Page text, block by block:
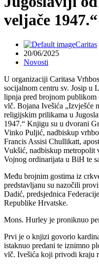
veljače 1947.“
Caritas
20/06/2025
Novosti
U organizaciji Caritasa
socijalnom centru sv. Josip u
lipnja pred brojnom publikom
vlč. Bojana Ivešića „Izvješće
religijskim prilikama u
1947.“ Knjigu su u dvorani
Vinko Puljić, nadbiskup
Francis Assisi Chullikatt,
Vukšić, nadbiskup metropolit
Vojnog ordinarijata u BiH te
Među brojnim gostima iz
predstavljanu su nazočili
Dadić, predsjednica
Republike Hrvatske.
Mons. Hurley je proniknuo
Prvi je o knjizi govorio
istaknuo predani te iznimno
vlč. Ivešića koji privodi kraju